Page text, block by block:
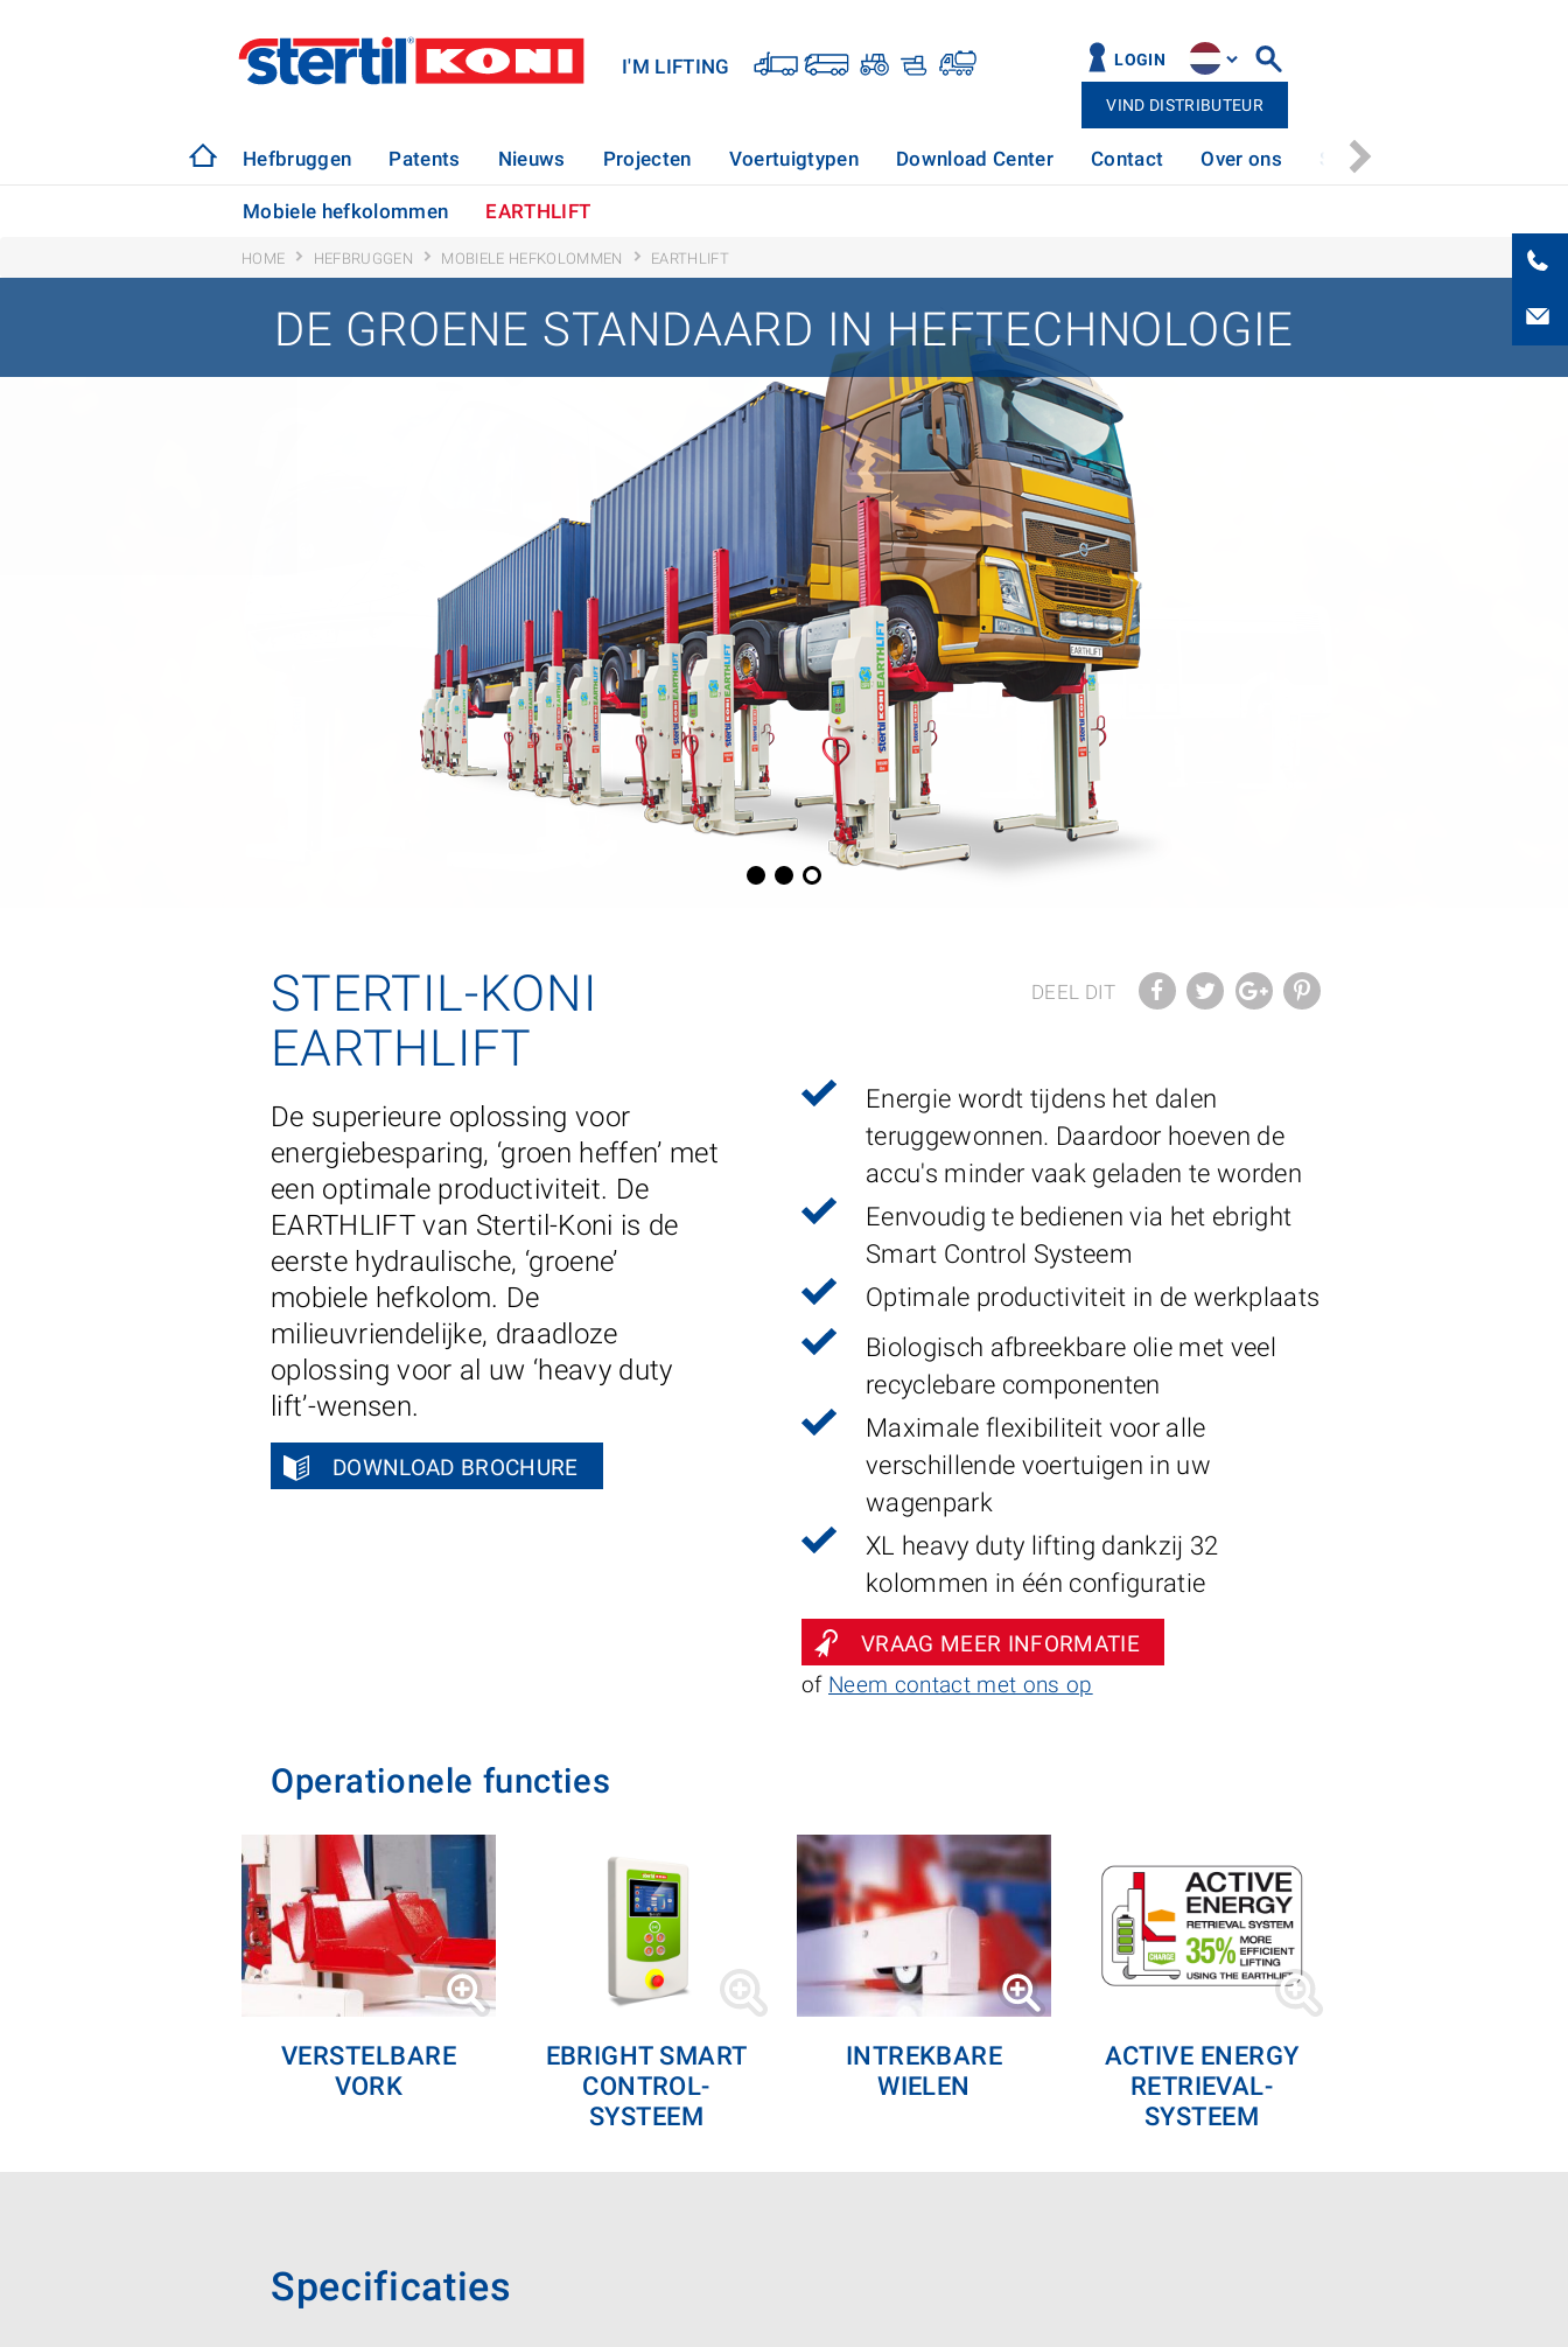
I'M LIFTING LOGIN
VIND DISTRIBUTEUR
Hefbruggen Patents Nieuws Projecten Voertuigtypen Download Center Contact Over ons Service
Mobiele hefkolommen EARTHLIFT
HOME HEFBRUGGEN MOBIELE HEFKOLOMMEN EARTHLIFT
DE GROENE STANDAARD IN HEFTECHNOLOGIE
STERTIL-KONI
EARTHLIFT
De superieure oplossing voor
energiebesparing, ‘groen heffen’ met
een optimale productiviteit. De
EARTHLIFT van Stertil-Koni is de
eerste hydraulische, ‘groene’
mobiele hefkolom. De
milieuvriendelijke, draadloze
oplossing voor al uw ‘heavy duty
lift’-wensen.
DOWNLOAD BROCHURE
DEEL DIT
Energie wordt tijdens het dalen
teruggewonnen. Daardoor hoeven de
accu's minder vaak geladen te worden
Eenvoudig te bedienen via het ebright
Smart Control Systeem
Optimale productiviteit in de werkplaats
Biologisch afbreekbare olie met veel
recyclebare componenten
Maximale flexibiliteit voor alle
verschillende voertuigen in uw
wagenpark
XL heavy duty lifting dankzij 32
kolommen in één configuratie
VRAAG MEER INFORMATIE
of Neem contact met ons op
Operationele functies
VERSTELBARE
VORK
EBRIGHT SMART
CONTROL-
SYSTEEM
INTREKBARE
WIELEN
ACTIVE ENERGY
RETRIEVAL-
SYSTEEM
Specificaties